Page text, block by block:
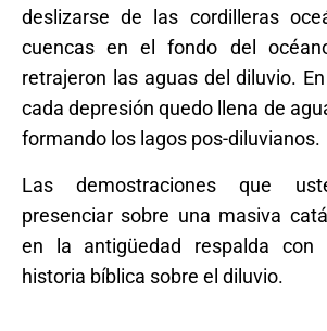
deslizarse de las cordilleras
cuencas en el fondo del
retrajeron las aguas del diluvio.
cada depresión quedo llena de
formando los lagos pos-diluvianos.
Las demostraciones que
presenciar sobre una masiva
en la antigüedad respalda con
historia bíblica sobre el diluvio.